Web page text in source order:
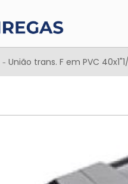
- União trans. F em PVC